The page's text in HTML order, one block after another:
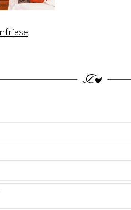
nfriese